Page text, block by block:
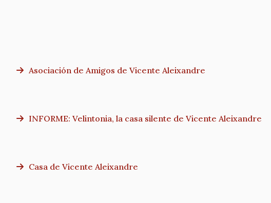
Asociación de Amigos de Vicente Aleixandre
INFORME: Velintonia, la casa silente de Vicente Aleixandre
Casa de Vicente Aleixandre